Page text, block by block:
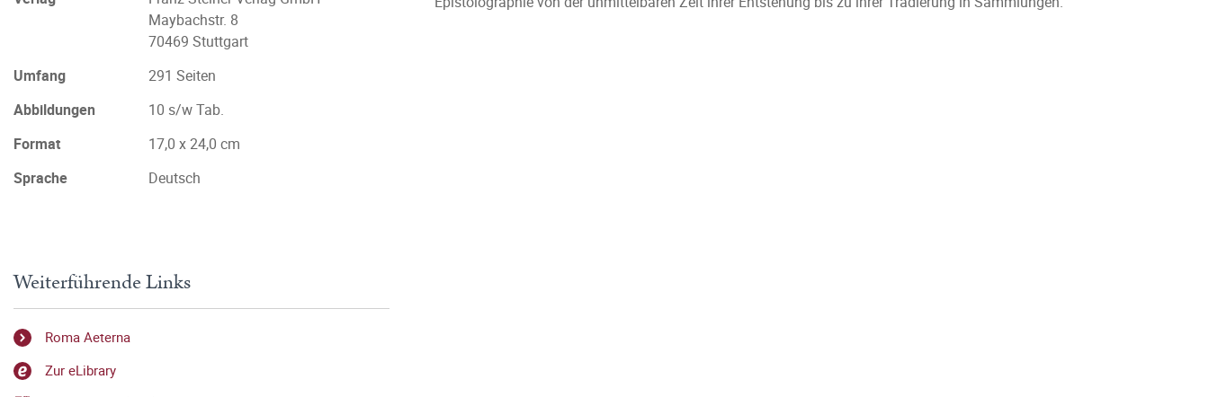
Maybachstr. 8
70469 Stuttgart
Umfang
291 Seiten
Abbildungen
10 s/w Tab.
Format
17,0 x 24,0 cm
Sprache
Deutsch
Weiterführende Links
Roma Aeterna
Zur eLibrary